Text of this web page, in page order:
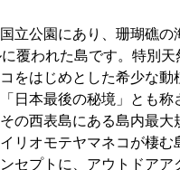
立公園にあり、珊瑚礁の
覆われた島です。特別天
をはじめとした希少な動
日本最後の秘境」とも称
の西表島にある島内最大
リオモテヤマネコが棲む
セプトに、アウトドアア